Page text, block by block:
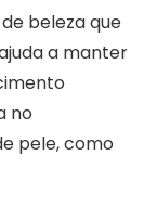
beleza que
a manter
no
pele, como